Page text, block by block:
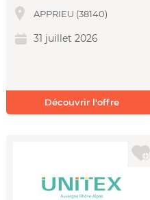
APPRIEU (38140)
31 juillet 2026
Découvrir l'offre